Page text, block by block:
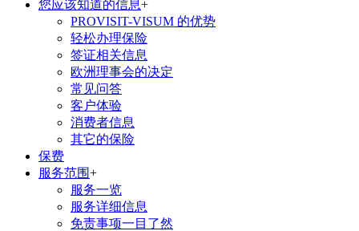
您应该知道的信息+
PROVISIT-VISUM 的优势
轻松办理保险
签证相关信息
欧洲理事会的决定
常见问答
客户体验
消费者信息
其它的保险
保费
服务范围+
服务一览
服务详细信息
免责事项一目了然